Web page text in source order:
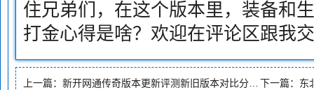
住兄弟们，在这个版本里，装备和
打金心得是啥？欢迎在评论区跟我
上一篇： 新开网通传奇版本更新评测新旧版本对比分析差异 下一篇： 东